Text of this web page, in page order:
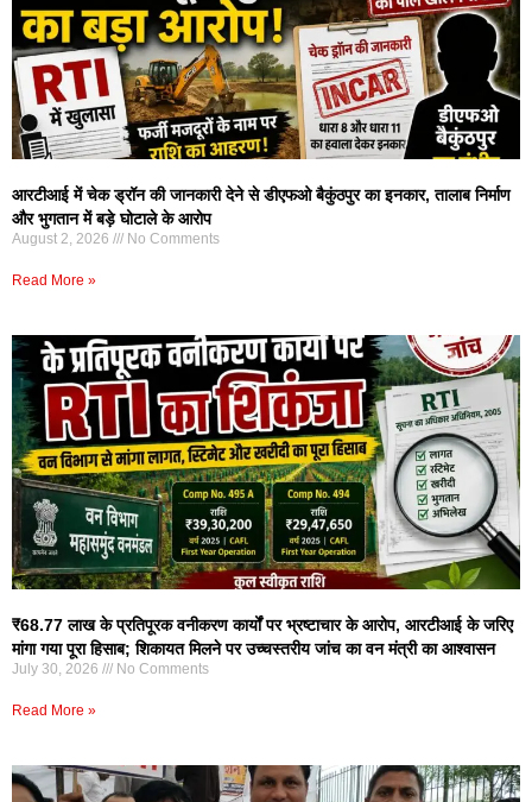
आरटीआई में चेक ड्रॉन की जानकारी देने से डीएफओ बैकुंठपुर का इनकार, तालाब निर्माण
और भुगतान में बड़े घोटाले के आरोप
August 2, 2026 No Comments
Read More »
₹68.77 लाख के प्रतिपूरक वनीकरण कार्यों पर भ्रष्टाचार के आरोप, आरटीआई के जरिए
मांगा गया पूरा हिसाब; शिकायत मिलने पर उच्चस्तरीय जांच का वन मंत्री का आश्वासन
July 30, 2026 No Comments
Read More »